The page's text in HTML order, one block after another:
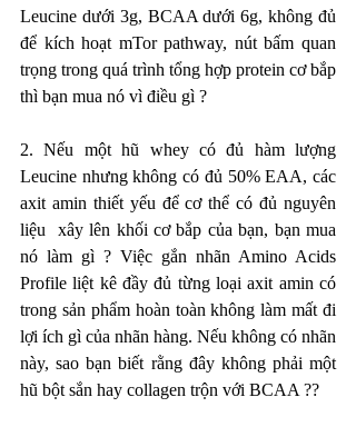
Leucine dưới 3g, BCAA dưới 6g, không đủ
để kích hoạt mTor pathway, nút bấm quan
trọng trong quá trình tổng hợp protein cơ bắp
thì bạn mua nó vì điều gì ?
2. Nếu một hũ whey có đủ hàm lượng
Leucine nhưng không có đủ 50% EAA, các
axit amin thiết yếu để cơ thể có đủ nguyên
liệu  xây lên khối cơ bắp của bạn, bạn mua
nó làm gì ? Việc gắn nhãn Amino Acids
Profile liệt kê đầy đủ từng loại axit amin có
trong sản phẩm hoàn toàn không làm mất đi
lợi ích gì của nhãn hàng. Nếu không có nhãn
này, sao bạn biết rằng đây không phải một
hũ bột sắn hay collagen trộn với BCAA ??